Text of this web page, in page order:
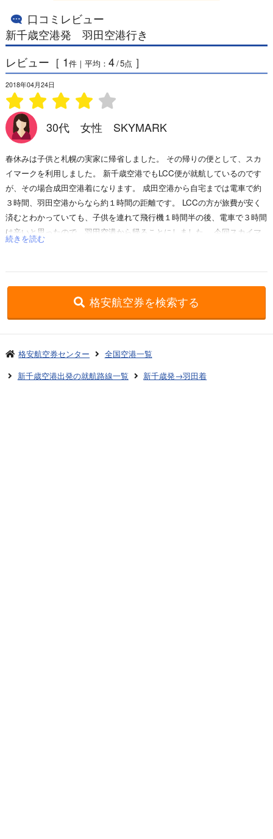
口コミレビュー
新千歳空港発 羽田空港行き
レビュー［ 1件｜平均：4/5点 ］
2018年04月24日
30代 女性 SKYMARK
春休みは子供と札幌の実家に帰省しました。 その帰りの便として、スカ
イマークを利用しました。 新千歳空港でもLCC便が就航しているのです
が、その場合成田空港着になります。 成田空港から自宅までは電車で約
３時間、羽田空港からなら約１時間の距離です。 LCCの方が旅費が安く
済むとわかっていても、子供を連れて飛行機１時間半の後、電車で３時間
は辛いと思ったので、羽田空港から帰ることにしました。 今回スカイマ
ークを選んだのは、最も運賃が安かったからです。 スカイマークのいま
きました。 搭乗にあたり思ったことは、スカイマークのカウンターがち
ょっと外れたところにあるなあということです。 ANAやJALは、お土産
等を販売しているショップから近い位置にあり、人で賑わっています。
スカイマークのロビーは、利用者とその見送りの人くらいしかおらず、閑
散としていました。 保安検査場が近く、トイレも空いている等メリット
もありましたが、空港内でたくさん歩かされた印象です。 機内では、CA
内で塗る場合は、色鉛筆も貸出可能だそうです）、何かと気を配ってくれ
続きを読む
格安航空券を検索する
格安航空券センター
全国空港一覧
新千歳空港出発の就航路線一覧
新千歳発→羽田着